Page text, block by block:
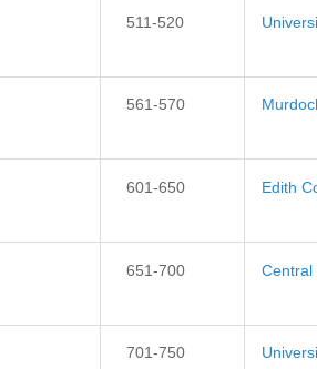
511-520
561-570
601-650 Edith
651-700 Central
701-750